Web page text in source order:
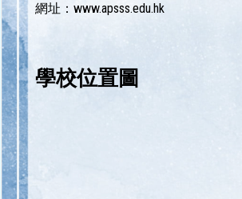
網址： www.apsss.edu.hk
學校位置圖